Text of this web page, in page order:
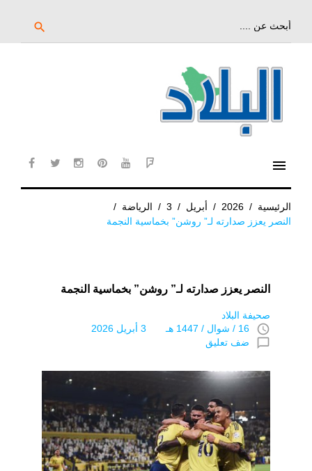
search
menu
الرئيسية /
2026
/ أبريل /
3
/ الرياضة /
النصر يعزز صدارته لـ” روشن” بخماسية النجمة
النصر يعزز صدارته لـ” روشن” بخماسية النجمة
صحيفة البلاد
access_time 16 / شوال / 1447 هـ 3 أبريل 2026
chat_bubble_outline ضف تعليق